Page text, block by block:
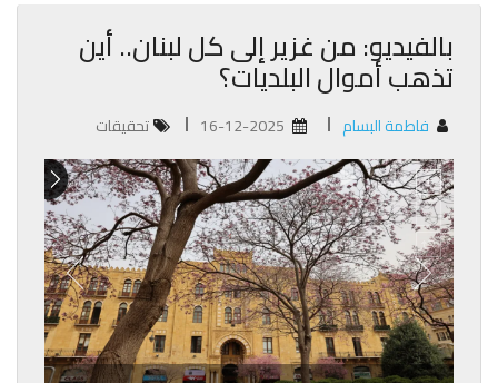
بالفيديو: من غزير إلى كل لبنان.. أين
تذهب أموال البلديات؟
فاطمة البسام تحقيقات